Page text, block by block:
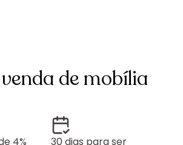
venda de mobília
4%
30 dias para ser